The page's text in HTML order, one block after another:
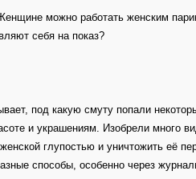
можно работать женским
себя на показ?
под какую смуту попали
и украшениям. Изобрели много
глупостью и уничтожить её
способы, особенно через